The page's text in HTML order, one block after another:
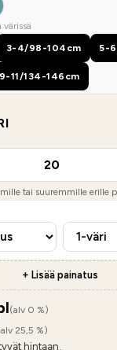
värissä
3-4/98-104cm 5-
9-11/134-146cm
tai suuremmille erille
+ Lisää painatus
(alv 0 %)
25,5 %)
hintaan.